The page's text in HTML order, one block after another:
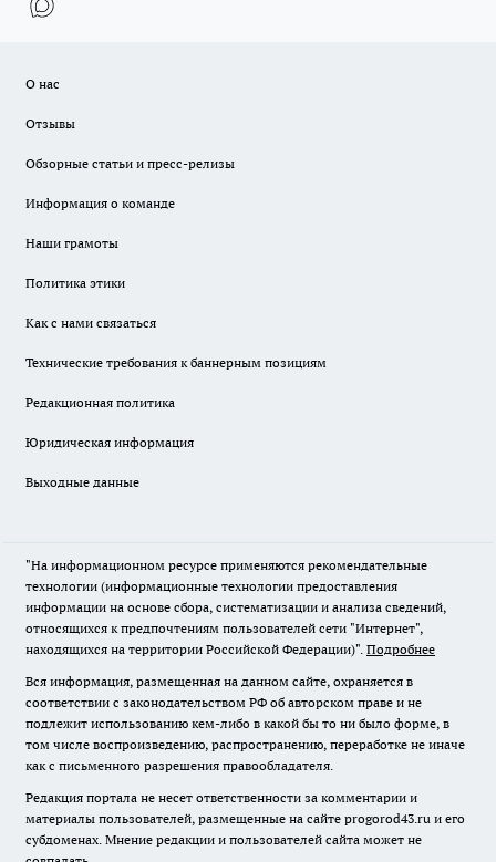
О нас
Отзывы
Обзорные статьи и пресс-релизы
Информация о команде
Наши грамоты
Политика этики
Как с нами связаться
Технические требования к баннерным позициям
Редакционная политика
Юридическая информация
Выходные данные
"На информационном ресурсе применяются рекомендательные
технологии (информационные технологии предоставления
информации на основе сбора, систематизации и анализа сведений,
относящихся к предпочтениям пользователей сети "Интернет",
находящихся на территории Российской Федерации)". Подробнее
Вся информация, размещенная на данном сайте, охраняется в
соответствии с законодательством РФ об авторском праве и не
подлежит использованию кем-либо в какой бы то ни было форме, в
том числе воспроизведению, распространению, переработке не иначе
как с письменного разрешения правообладателя.
Редакция портала не несет ответственности за комментарии и
материалы пользователей, размещенные на сайте progorod43.ru и его
субдоменах. Мнение редакции и пользователей сайта может не